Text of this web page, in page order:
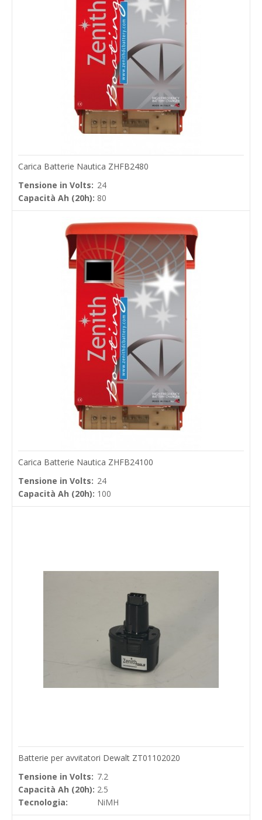
Carica Batterie Nautica ZHFB2480
Tensione in Volts: 24
Capacità Ah (20h): 80
Carica Batterie Nautica ZHFB24100
Tensione in Volts: 24
Capacità Ah (20h): 100
Batterie per avvitatori Dewalt ZT01102020
Tensione in Volts: 7.2
Capacità Ah (20h): 2.5
Tecnologia:
NiMH